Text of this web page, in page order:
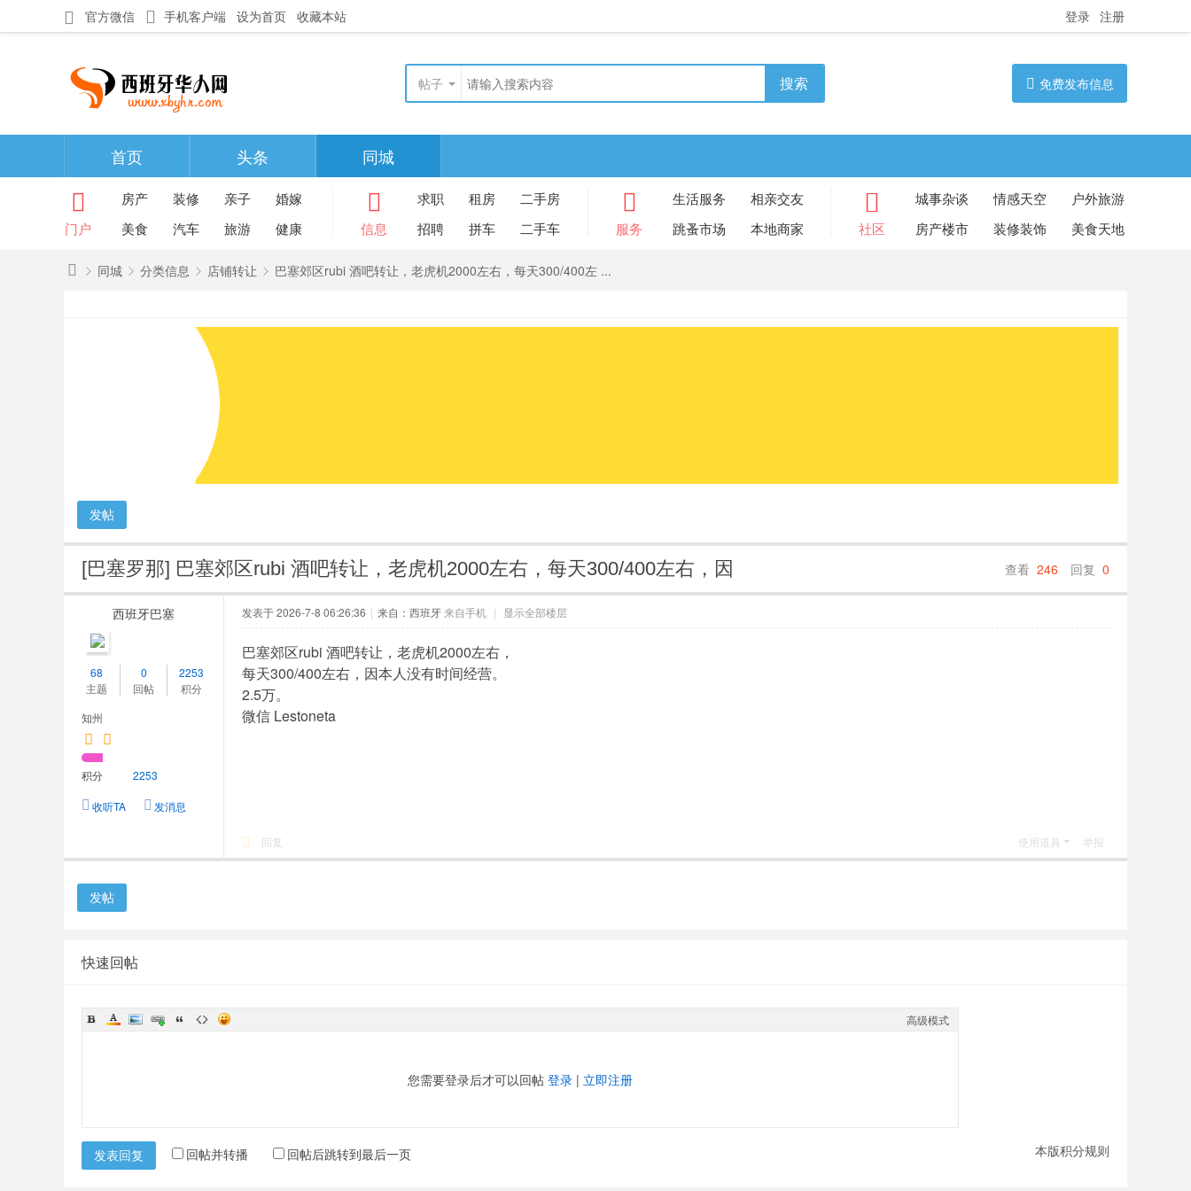
官方微信 手机客户端 设为首页 收藏本站 登录 注册
帖子 搜索 免费发布信息
首页 头条 同城
门户
房产 装修 亲子
婚嫁
美食
汽车 旅游 健康 信息
求职 租房
二手房
招聘
拼车 二手车 服务
生活服务
相亲交友
跳蚤市场
本地商家 社区
城事杂谈 情感天空
户外旅游
房产楼市
装修装饰 美食天地
同城 分类信息 店铺转让 巴塞郊区rubi 酒吧转让，老虎机2000左右，每天300/400左 ...
发帖
查看 246 回复 0
[巴塞罗那] 巴塞郊区rubi 酒吧转让，老虎机2000左右，每天300/400左右，因
西班牙巴塞
68
主题
0
回帖
2253
积分
知州
积分 2253
收听TA 发消息
发表于 2026-7-8 06:26:36 | 来自：西班牙来自手机 | 显示全部楼层
巴塞郊区rubi 酒吧转让，老虎机2000左右，
每天300/400左右，因本人没有时间经营。
2.5万。
微信 Lestoneta
回复 使用道具 举报
发帖
快速回帖
高级模式
您需要登录后才可以回帖 登录 | 立即注册
本版积分规则
发表回复 回帖并转播 回帖后跳转到最后一页